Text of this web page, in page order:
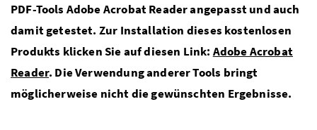
PDF-Tools Adobe Acrobat Reader angepasst und auch
damit getestet. Zur Installation dieses kostenlosen
Produkts klicken Sie auf diesen Link: Adobe Acrobat
Reader. Die Verwendung anderer Tools bringt
möglicherweise nicht die gewünschten Ergebnisse.